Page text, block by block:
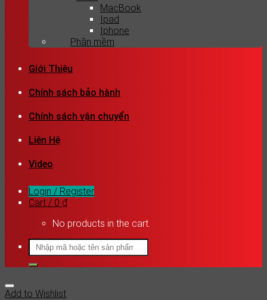
MacBook
Ipad
Iphone
Phần mềm
Giới Thiệu
Chính sách bảo hành
Chính sách vận chuyển
Liên Hệ
Video
Login / Register
Cart / 0 ₫
No products in the cart.
Search
for:
Add to Wishlist